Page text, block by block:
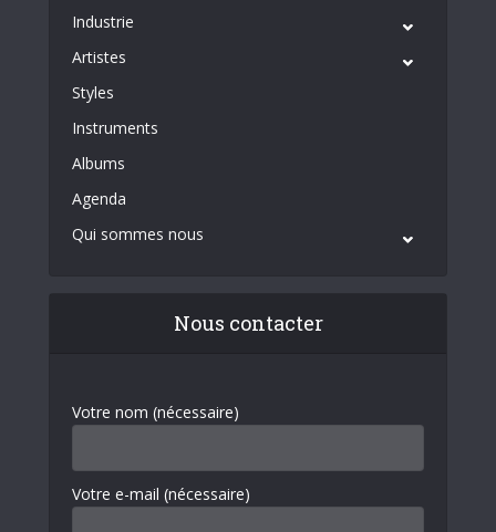
Industrie
Artistes
Styles
Instruments
Albums
Agenda
Qui sommes nous
Nous contacter
Votre nom (nécessaire)
Votre e-mail (nécessaire)